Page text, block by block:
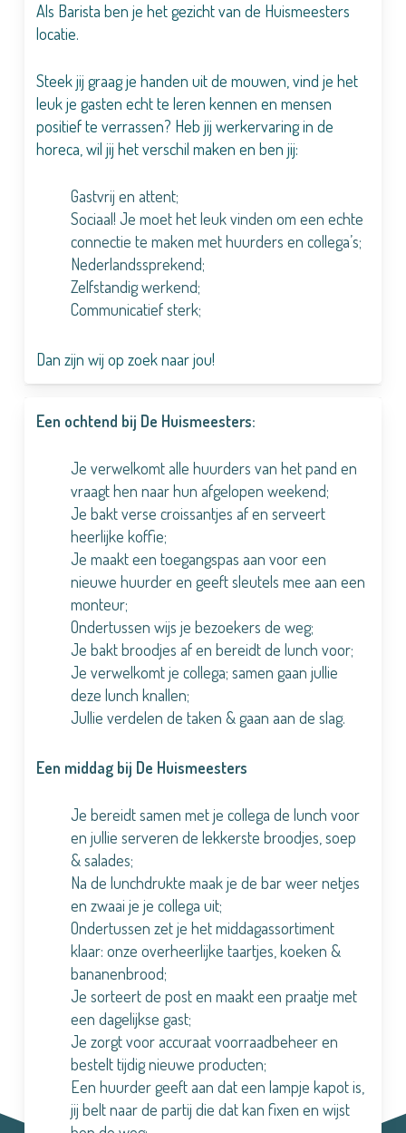
Als Barista ben je het gezicht van de Huismeesters
locatie.
Steek jij graag je handen uit de mouwen, vind je het
leuk je gasten echt te leren kennen en mensen
positief te verrassen? Heb jij werkervaring in de
horeca, wil jij het verschil maken en ben jij:
Gastvrij en attent;
Sociaal! Je moet het leuk vinden om een echte
connectie te maken met huurders en collega’s;
Nederlandssprekend;
Zelfstandig werkend;
Communicatief sterk;
Dan zijn wij op zoek naar jou!
Een ochtend bij De Huismeesters:
Je verwelkomt alle huurders van het pand en
vraagt hen naar hun afgelopen weekend;
Je bakt verse croissantjes af en serveert
heerlijke koffie;
Je maakt een toegangspas aan voor een
nieuwe huurder en geeft sleutels mee aan een
monteur;
Ondertussen wijs je bezoekers de weg;
Je bakt broodjes af en bereidt de lunch voor;
Je verwelkomt je collega; samen gaan jullie
deze lunch knallen;
Jullie verdelen de taken & gaan aan de slag.
Een middag bij De Huismeesters
Je bereidt samen met je collega de lunch voor
en jullie serveren de lekkerste broodjes, soep
& salades;
Na de lunchdrukte maak je de bar weer netjes
en zwaai je je collega uit;
Ondertussen zet je het middagassortiment
klaar: onze overheerlijke taartjes, koeken &
bananenbrood;
Je sorteert de post en maakt een praatje met
een dagelijkse gast;
Je zorgt voor accuraat voorraadbeheer en
bestelt tijdig nieuwe producten;
Een huurder geeft aan dat een lampje kapot is,
jij belt naar de partij die dat kan fixen en wijst